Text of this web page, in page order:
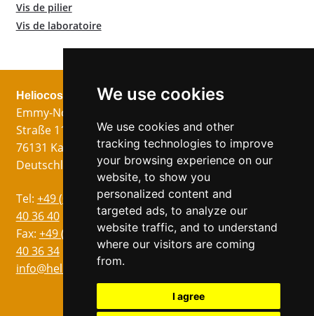
We use cookies
We use cookies and other
tracking technologies to improve
your browsing experience on our
website, to show you
personalized content and
targeted ads, to analyze our
website traffic, and to understand
where our visitors are coming
from.
I agree
Vis de pilier
Vis de laboratoire
Heliocos GmbH
Emmy-Noether-
Straße 11
76131 Karlsruhe
Deutschland
Tel: +49 (0)721 75
40 36 40
Fax: +49 (0)721 75
40 36 34
info@heliocos.de
Mentions légales
Protection des
données
CG
Suivez nous!
Langues
Allemand
Anglais
Italien
Tchèque